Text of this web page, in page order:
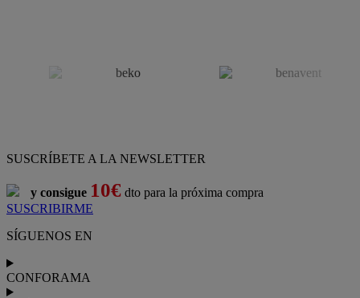
SUSCRÍBETE A LA NEWSLETTER
y consigue 10€ dto para la próxima compra
SUSCRIBIRME
SÍGUENOS EN
CONFORAMA